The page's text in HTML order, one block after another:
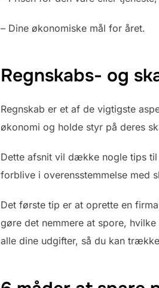
– Dine økonomiske mål for året.
Regnskabs- og
Regnskab er et af de vigtigste
økonomi og holde styr på deres
Dette afsnit vil dække nogle tips
forblive i overensstemmelse med
Det første tip er at oprette en
gøre det nemmere at spore,
alle dine udgifter, så du kan